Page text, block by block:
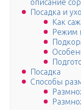
описание
Посадка и
Как
Режим
Посадка
Способы